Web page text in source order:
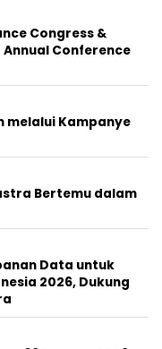
Congress &
Conference
melalui Kampanye
Bertemu dalam
Data untuk
2026, Dukung